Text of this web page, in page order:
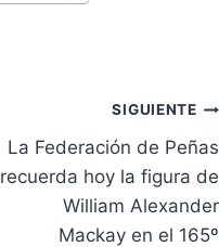
SIGUIENTE
La Federación de Peñas
recuerda hoy la figura de
William Alexander
Mackay en el 165º